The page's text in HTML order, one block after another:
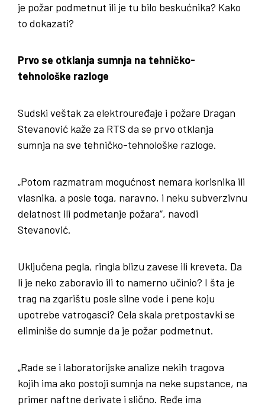
je požar podmetnut ili je tu bilo beskućnika? Kako
to dokazati?
Prvo se otklanja sumnja na tehničko-
tehnološke razloge
Sudski veštak za elektrouređaje i požare Dragan
Stevanović kaže za RTS da se prvo otklanja
sumnja na sve tehničko-tehnološke razloge.
„Potom razmatram mogućnost nemara korisnika ili
vlasnika, a posle toga, naravno, i neku subverzivnu
delatnost ili podmetanje požara“, navodi
Stevanović.
Uključena pegla, ringla blizu zavese ili kreveta. Da
li je neko zaboravio ili to namerno učinio? I šta je
trag na zgarištu posle silne vode i pene koju
upotrebe vatrogasci? Cela skala pretpostavki se
eliminiše do sumnje da je požar podmetnut.
„Rade se i laboratorijske analize nekih tragova
kojih ima ako postoji sumnja na neke supstance, na
primer naftne derivate i slično. Ređe ima